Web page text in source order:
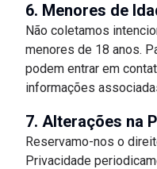
6. Menores de
Não coletamos
menores de 18 anos.
podem entrar em
informações
7. Alterações na
Reservamo-nos o
Privacidade